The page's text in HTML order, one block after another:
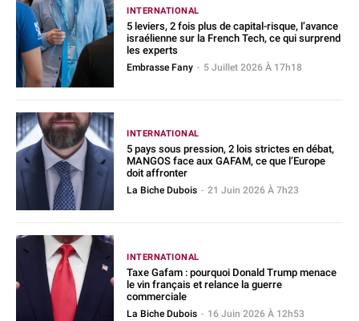
INTERNATIONAL
5 leviers, 2 fois plus de capital-risque, l’avance
israélienne sur la French Tech, ce qui surprend
les experts
Embrasse Fany - 5 Juillet 2026 À 17h18
INTERNATIONAL
5 pays sous pression, 2 lois strictes en débat,
MANGOS face aux GAFAM, ce que l’Europe
doit affronter
La Biche Dubois - 21 Juin 2026 À 7h23
INTERNATIONAL
Taxe Gafam : pourquoi Donald Trump menace
le vin français et relance la guerre
commerciale
La Biche Dubois - 16 Juin 2026 À 12h53